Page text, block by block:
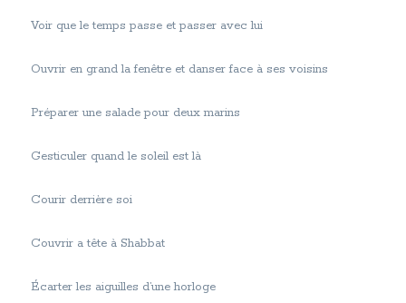
Voir que le temps passe et passer avec lui
Ouvrir en grand la fenêtre et danser face à ses voisins
Préparer une salade pour deux marins
Gesticuler quand le soleil est là
Courir derrière soi
Couvrir a tête à Shabbat
Écarter les aiguilles d’une horloge